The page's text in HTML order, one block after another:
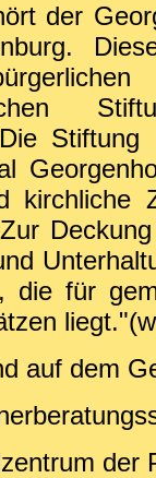
der
Stiftung
kirchliche
die für
auf dem
der